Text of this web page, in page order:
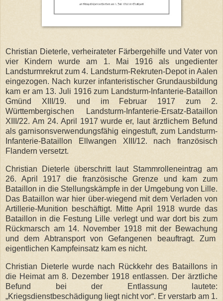
Christian Dieterle, verheirateter Färbergehilfe und Vater von
vier Kindern wurde am 1. Mai 1916 als ungedienter
Landsturmrekrut zum 4. Landsturm-Rekruten-Depot in Aalen
eingezogen. Nach kurzer infanteristischer Grundausbildung
kam er am 13. Juli 1916 zum Landsturm-Infanterie-Bataillon
Gmünd XIII/19. und im Februar 1917 zum 2.
Württembergischen Landsturm-Infanterie-Ersatz-Bataillon
XIII/22. Am 24. April 1917 wurde er, laut ärztlichem Befund
als garnisonsverwendungsfähig eingestuft, zum Landsturm-
Infanterie-Bataillon Ellwangen XIII/12. nach französisch
Flandern versetzt.
Christian Dieterle überschritt laut Stammrolleneintrag am
26. April 1917 die französische Grenze und kam zum
Bataillon in die Stellungskämpfe in der Umgebung von Lille.
Das Bataillon war hier über-wiegend mit dem Verladen von
Artillerie-Munition beschäftigt. Mitte April 1918 wurde das
Bataillon in die Festung Lille verlegt und war dort bis zum
Rückmarsch am 14. November 1918 mit der Bewachung
und dem Abtransport von Gefangenen beauftragt. Zum
eigentlichen Kampfeinsatz kam es nicht.
Christian Dieterle wurde nach Rückkehr des Bataillons in
die Heimat am 8. Dezember 1918 entlassen. Der ärztliche
Befund bei der Entlassung lautete:
„Kriegsdienstbeschädigung liegt nicht vor“. Er verstarb am 1.